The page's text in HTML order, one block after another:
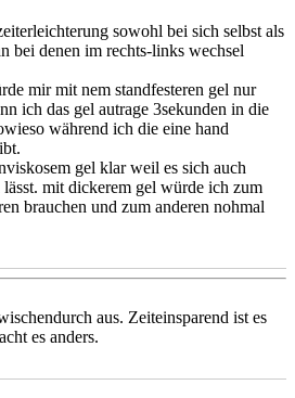
sowohl bei sich selbst als
bei denen im rechts-links wechsel
mir mit nem standfesteren gel nur
ich das gel autrage 3sekunden in die
während ich die eine hand
gel klar weil es sich auch
mit dickerem gel würde ich zum
brauchen und zum anderen nohmal
aus. Zeiteinsparend ist es
es anders.